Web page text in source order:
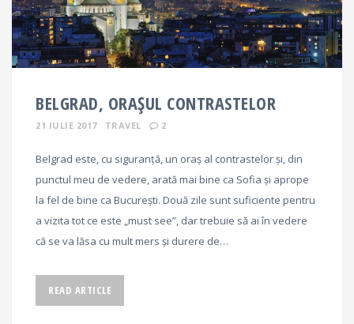
BELGRAD, ORAȘUL CONTRASTELOR
21 IULIE 2017 TRAVEL 2
Belgrad este, cu siguranță, un oraș al contrastelor și, din
punctul meu de vedere, arată mai bine ca Sofia și aprope
la fel de bine ca București. Două zile sunt suficiente pentru
a vizita tot ce este „must see”, dar trebuie să ai în vedere
că se va lăsa cu mult mers și durere de…
READ ARTICLE